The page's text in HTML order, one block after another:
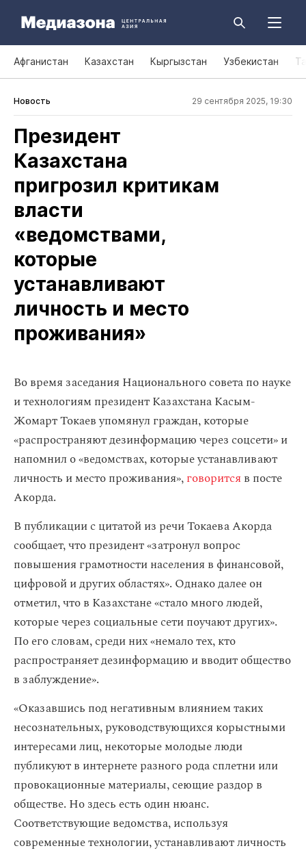
Афганистан Казахстан Кыргызстан Узбекистан
Новость 29 сентября 2025, 19:30
Президент
Казахстана
пригрозил критикам
власти
«ведомствами,
которые
устанавливают
личность и место
проживания»
Во время заседания Национального совета по науке
и технологиям президент Казахстана Касым-
Жомарт Токаев упомянул граждан, которые
«распространяют дезинформацию через соцсети» и
напомнил о «ведомствах, которые устанавливают
личность и место проживания»,говорится в посте
Акорда.
В публикации с цитатой из речи Токаева Акорда
сообщает, что президент «затронул вопрос
повышения грамотности населения в финансовой,
цифровой и других областях». Однако далее он
отметил, что в Казахстане «стало много людей,
которые через социальные сети поучают других».
По его словам, среди них «немало тех, кто
распространяет дезинформацию и вводит общество
в заблуждение».
«Оказавшись под негативным влиянием таких
несознательных, руководствующихся корыстными
интересами лиц, некоторые молодые люди
публикуют в интернете разного рода сплетни или
провокационные материалы, сеющие раздор в
обществе. Но здесь есть один нюанс.
Соответствующие ведомства, используя
современные технологии, устанавливают личность